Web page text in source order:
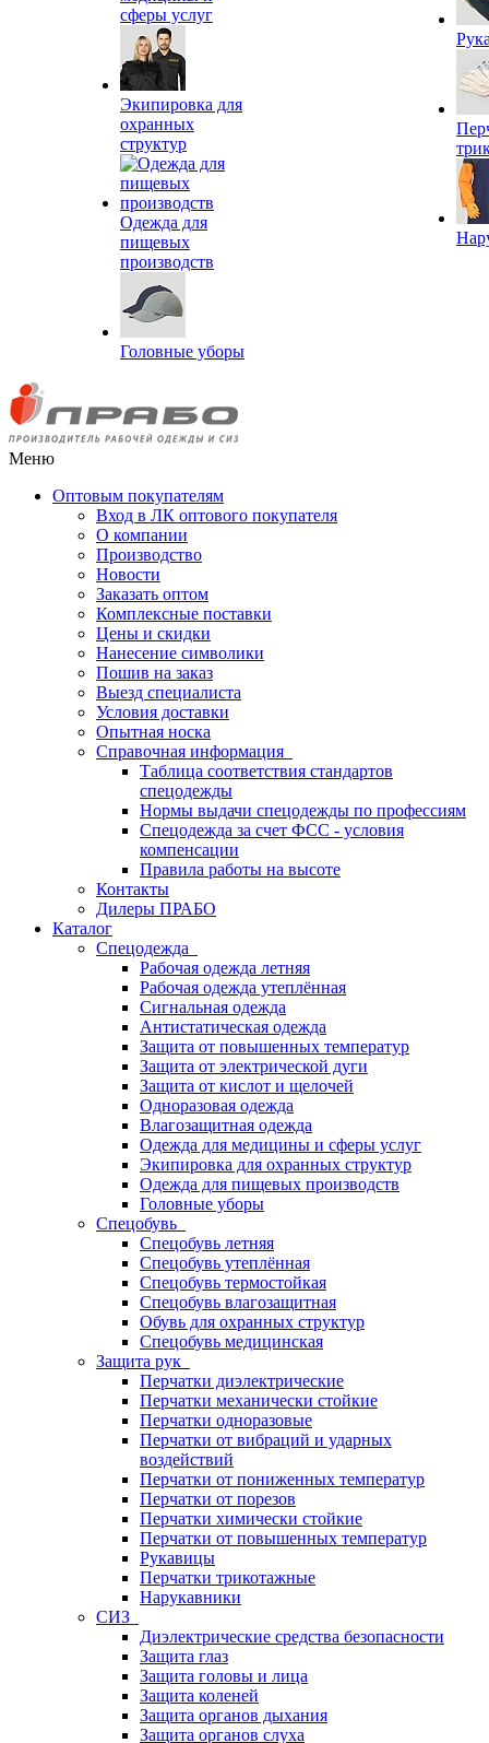
сферы услуг
Экипировка для
охранных
структур
Одежда для
пищевых
производств
Головные уборы
Меню
Оптовым покупателям
Вход в ЛК оптового покупателя
О компании
Производство
Новости
Заказать оптом
Комплексные поставки
Цены и скидки
Нанесение символики
Пошив на заказ
Выезд специалиста
Условия доставки
Опытная носка
Справочная информация
Таблица соответствия стандартов
спецодежды
Нормы выдачи спецодежды по профессиям
Спецодежда за счет ФСС - условия
компенсации
Правила работы на высоте
Контакты
Дилеры ПРАБО
Каталог
Спецодежда
Рабочая одежда летняя
Рабочая одежда утеплённая
Сигнальная одежда
Антистатическая одежда
Защита от повышенных температур
Защита от электрической дуги
Защита от кислот и щелочей
Одноразовая одежда
Влагозащитная одежда
Одежда для медицины и сферы услуг
Экипировка для охранных структур
Одежда для пищевых производств
Головные уборы
Спецобувь
Спецобувь летняя
Спецобувь утеплённая
Спецобувь термостойкая
Спецобувь влагозащитная
Обувь для охранных структур
Спецобувь медицинская
Защита рук
Перчатки диэлектрические
Перчатки механически стойкие
Перчатки одноразовые
Перчатки от вибраций и ударных
воздействий
Перчатки от пониженных температур
Перчатки от порезов
Перчатки химически стойкие
Перчатки от повышенных температур
Рукавицы
Перчатки трикотажные
Нарукавники
СИЗ
Диэлектрические средства безопасности
Защита глаз
Защита головы и лица
Защита коленей
Защита органов дыхания
Защита органов слуха